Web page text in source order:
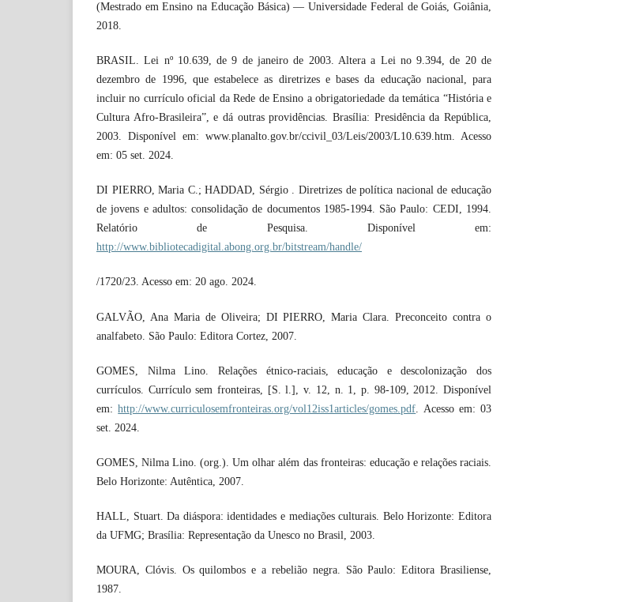
(Mestrado em Ensino na Educação Básica) — Universidade Federal de Goiás, Goiânia,
2018.
BRASIL. Lei nº 10.639, de 9 de janeiro de 2003. Altera a Lei no 9.394, de 20 de
dezembro de 1996, que estabelece as diretrizes e bases da educação nacional, para
incluir no currículo oficial da Rede de Ensino a obrigatoriedade da temática “História e
Cultura Afro-Brasileira”, e dá outras providências. Brasília: Presidência da República,
2003. Disponível em: www.planalto.gov.br/ccivil_03/Leis/2003/L10.639.htm. Acesso
em: 05 set. 2024.
DI PIERRO, Maria C.; HADDAD, Sérgio . Diretrizes de política nacional de educação
de jovens e adultos: consolidação de documentos 1985-1994. São Paulo: CEDI, 1994.
Relatório de Pesquisa. Disponível em:
http://www.bibliotecadigital.abong.org.br/bitstream/handle/
/1720/23. Acesso em: 20 ago. 2024.
GALVÃO, Ana Maria de Oliveira; DI PIERRO, Maria Clara. Preconceito contra o
analfabeto. São Paulo: Editora Cortez, 2007.
GOMES, Nilma Lino. Relações étnico-raciais, educação e descolonização dos
currículos. Currículo sem fronteiras, [S. l.], v. 12, n. 1, p. 98-109, 2012. Disponível
em:http://www.curriculosemfronteiras.org/vol12iss1articles/gomes.pdf . Acesso em: 03
set. 2024.
GOMES, Nilma Lino. (org.). Um olhar além das fronteiras: educação e relações raciais.
Belo Horizonte: Autêntica, 2007.
HALL, Stuart. Da diáspora: identidades e mediações culturais. Belo Horizonte: Editora
da UFMG; Brasília: Representação da Unesco no Brasil, 2003.
MOURA, Clóvis. Os quilombos e a rebelião negra. São Paulo: Editora Brasiliense,
1987.